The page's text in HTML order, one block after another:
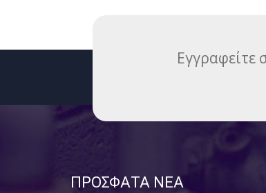
Εγγραφείτε
ΠΡΟΣΦΑΤΑ ΝΕΑ